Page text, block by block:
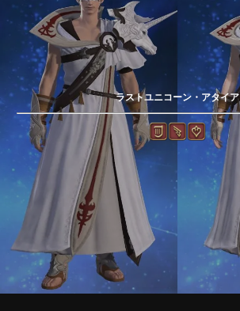
ラストユニコーン・アタイア